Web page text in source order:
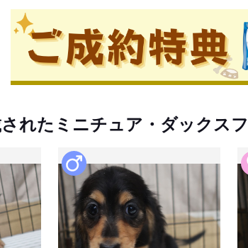
れたミニチュア・ダックス